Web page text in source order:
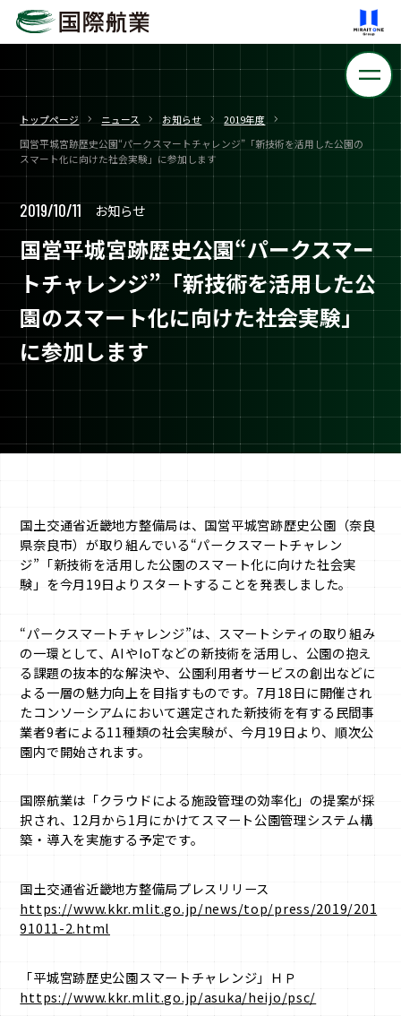
トップページ ニュース お知らせ
2019年度
国営平城宮跡歴史公園“パークスマートチャレンジ”「新技術を活用した公園の
スマート化に向けた社会実験」に参加します
2019/10/11 お知らせ
国営平城宮跡歴史公園“パークスマー
トチャレンジ”「新技術を活用した公
園のスマート化に向けた社会実験」
に参加します
国土交通省近畿地方整備局は、国営平城宮跡歴史公園（奈良
県奈良市）が取り組んでいる“パークスマートチャレン
ジ”「新技術を活用した公園のスマート化に向けた社会実
験」を今月19日よりスタートすることを発表しました。
“パークスマートチャレンジ”は、スマートシティの取り組み
の一環として、AIやIoTなどの新技術を活用し、公園の抱え
る課題の抜本的な解決や、公園利用者サービスの創出などに
よる一層の魅力向上を目指すものです。7月18日に開催され
たコンソーシアムにおいて選定された新技術を有する民間事
業者9者による11種類の社会実験が、今月19日より、順次公
園内で開始されます。
国際航業は「クラウドによる施設管理の効率化」の提案が採
択され、12月から1月にかけてスマート公園管理システム構
築・導入を実施する予定です。
国土交通省近畿地方整備局プレスリリース
https://www.kkr.mlit.go.jp/news/top/press/2019/201
91011-2.html
「平城宮跡歴史公園スマートチャレンジ」ＨＰ
https://www.kkr.mlit.go.jp/asuka/heijo/psc/